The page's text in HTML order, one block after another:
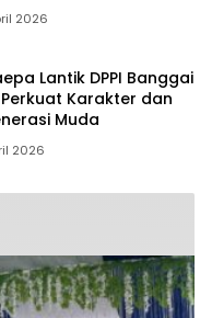
2026
Lantik DPPI Banggai
Karakter dan
Muda
2026